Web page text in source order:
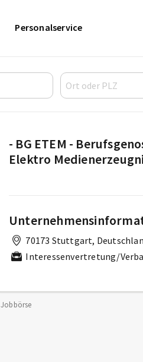
Personalservice
- BG ETEM -
Elektro
70173 Stuttgart,
Interessenvertretung/
Jobbörse